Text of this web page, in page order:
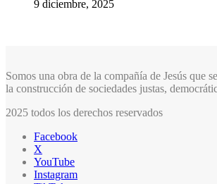
9 diciembre, 2025
Somos una obra de la compañía de Jesús que
la construcción de sociedades justas,
2025 todos los derechos reservados
Facebook
X
YouTube
Instagram